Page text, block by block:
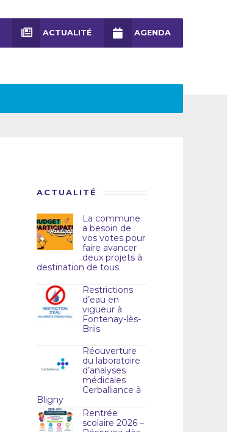
ACTUALITÉ AGENDA
ACTUALITÉ
La commune
a besoin de
vos votes pour
faire avancer
deux projets à
destination de tous
Restrictions
d’eau en
vigueur à
Fontenay-lès-
Briis
Réouverture
du laboratoire
d’analyses
médicales
Cerballiance à
Bligny
Rentrée
scolaire 2026 –